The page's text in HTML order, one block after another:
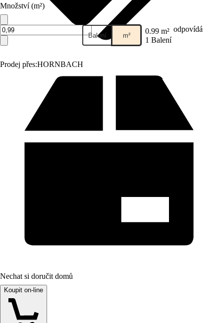
Prodej přes:HORNBACH
Množství (m²)
Balení m² 0.99 m² odpovídá
1 Balení
Nechat si doručit domů
Koupit on-line